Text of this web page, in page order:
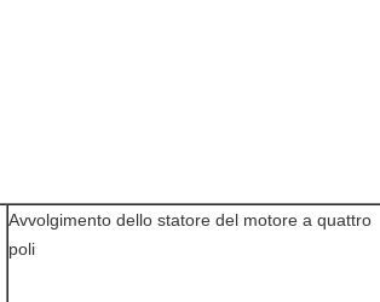
Avvolgimento dello statore del motore a quattro
poli